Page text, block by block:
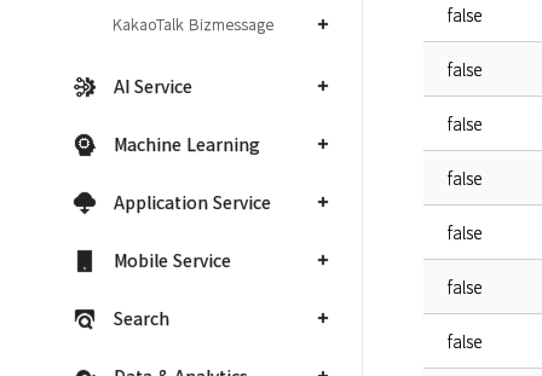
KakaoTalk Bizmessage
AI Service
Machine Learning
Application Service
Mobile Service
Search
false
false
false
false
false
false
false